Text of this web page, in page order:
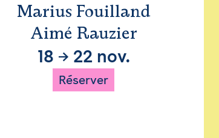
Marius Fouilland
Aimé Rauzier
18 → 22 nov.
Réserver